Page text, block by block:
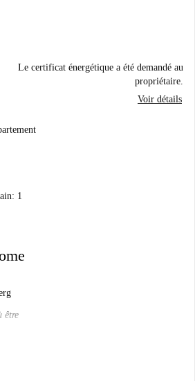
Le certificat énergétique a été demandé au
propriétaire.
Voir détails
1
être